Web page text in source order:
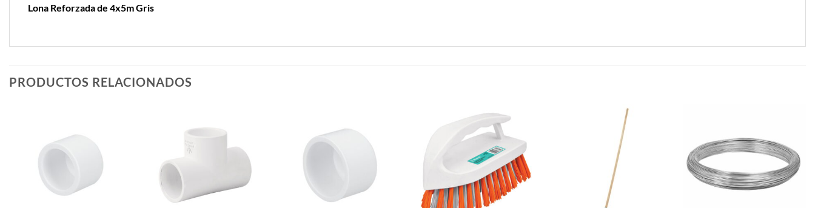
Lona Reforzada de 4x5m Gris
PRODUCTOS RELACIONADOS